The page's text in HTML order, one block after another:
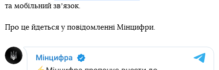
та мобільний звʼязок.
Про це йдеться у повідомленні Мінцифри.